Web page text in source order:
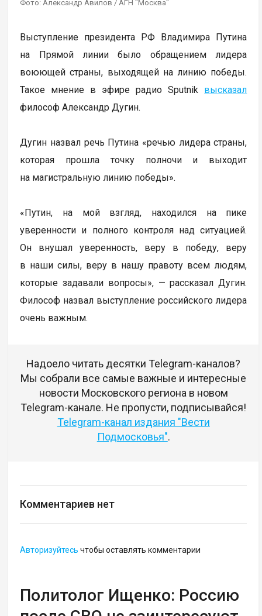
Фото: Александр Авилов / АГН "Москва"
Выступление президента РФ Владимира Путина
на Прямой линии было обращением лидера
воюющей страны, выходящей на линию победы.
Такое мнение в эфире радио Sputnik высказал
философ Александр Дугин.
Дугин назвал речь Путина «речью лидера страны,
которая прошла точку полночи и выходит
на магистральную линию победы».
«Путин, на мой взгляд, находился на пике
уверенности и полного контроля над ситуацией.
Он внушал уверенность, веру в победу, веру
в наши силы, веру в нашу правоту всем людям,
которые задавали вопросы», — рассказал Дугин.
Философ назвал выступление российского лидера
очень важным.
Надоело читать десятки Telegram-каналов?
Мы собрали все самые важные и интересные
новости Московского региона в новом
Telegram-канале. Не пропусти, подписывайся!
Telegram-канал издания "Вести
Подмосковья".
Комментариев нет
Авторизуйтесь чтобы оставлять комментарии
Политолог Ищенко: Россию